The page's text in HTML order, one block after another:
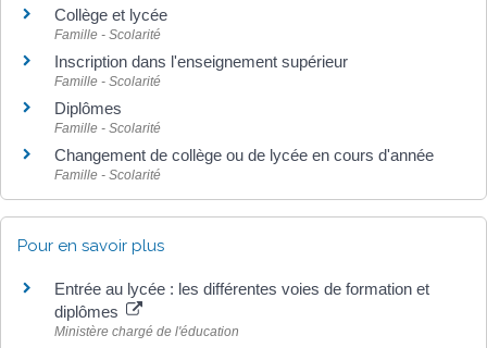
Collège et lycée
Famille - Scolarité
Inscription dans l'enseignement supérieur
Famille - Scolarité
Diplômes
Famille - Scolarité
Changement de collège ou de lycée en cours d'année
Famille - Scolarité
Pour en savoir plus
Entrée au lycée : les différentes voies de formation et
diplômes
Ministère chargé de l'éducation